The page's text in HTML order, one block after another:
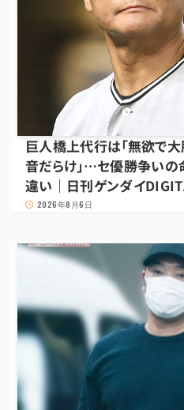
巨人橋上代行は「無欲で大
音だらけ」…セ優勝争い
違い｜日刊ゲンダイ
2026年8月6日